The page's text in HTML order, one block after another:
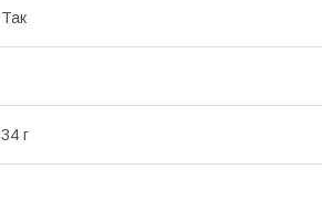
Так
34 г